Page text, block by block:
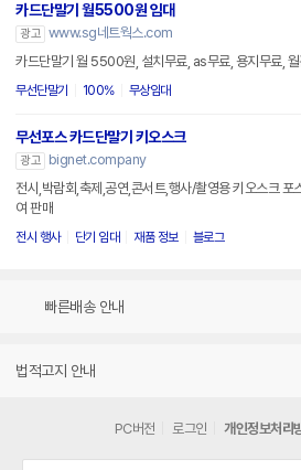
카드단말기 월5500원 임대
광고 www.sg네트웍스.com
카드단말기 월 5500원, 설치무료, as무료, 용지무료,
무선단말기 100% 무상임대
무선포스 카드단말기 키오스크
광고
bignet.company
전시,박람회,축제,공연,콘서트,행사/촬영용 키오스크 포
여 판매
전시 행사 단기 임대 재품 정보 블로그
빠른배송 안내
법적고지 안내
PC버전 로그인 개인정보처리